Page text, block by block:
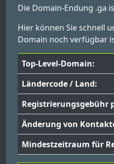
Die Domain-Endung .ga
Hier können Sie schnell
Domain noch verfügbar
Top-Level-Domain:
Ländercode / Land:
Registrierungsgebühr
Änderung von
Mindestzeitraum für